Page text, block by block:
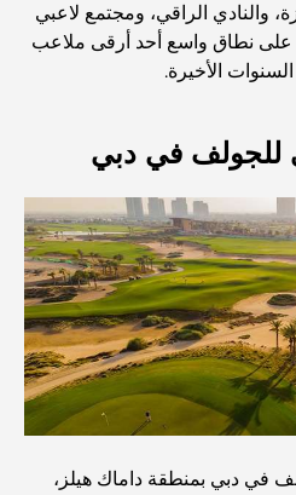
في دبي: رحلة عبر الزمن
دليل مناسب للعائلات
أماكن تناول الطعام في مركز متنامٍ
في دبي
والنادي الراقي، ومجتمع لاعبي
على نطاق واسع أحد أرقى ملاعب
الأخيرة.
للجولف في دبي
في دبي بمنطقة داماك هيلز،